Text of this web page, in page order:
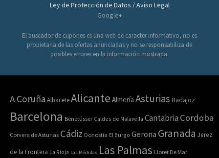
Ley de Protección de Datos / Aviso Legal
Google+
El buscador de cupones es una web de caracter informativo, no es
propietaria de las ofertas anunciadas y no se responsabiliza de
posibles errores en la información mostrada.
A Coruña AlbaceteAlicante Almería Asturias Badajoz
Barcelona Benetússer Caldes de Malavella Cantabria Cordoba
Corvera de Asturias Cádiz Donostia El Burgo Gerona Granada Jerez
de la Frontera La Rioja Las Médulas Las Palmas Lloret De Mar